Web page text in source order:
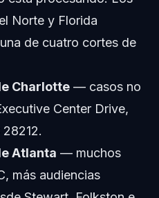
Norte y Florida
de cuatro cortes de
Charlotte — casos no
Center Drive,
Atlanta — muchos
más audiencias